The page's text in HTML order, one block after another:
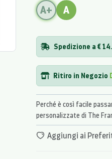
A+ A
Spedizione a €
Ritiro in Negozio
Perché è così facile
personalizzate di The
Aggiungi ai